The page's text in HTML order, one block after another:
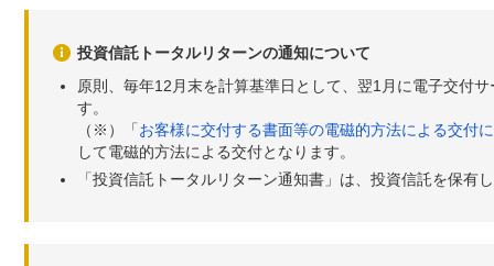
投資信託トータルリターンの通知について
原則、毎年12月末を計算基準日として、翌1月に電子交付
す。
（※）「お客様に交付する書面等の電磁的方法による交付
して電磁的方法による交付となります。
「投資信託トータルリターン通知書」は、投資信託を保有